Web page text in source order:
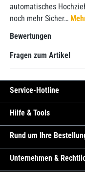
automatisches
noch mehr Sicher…
Bewertungen
Fragen zum Artikel
Service-Hotline
Hilfe & Tools
Rund um Ihre
Unternehmen &